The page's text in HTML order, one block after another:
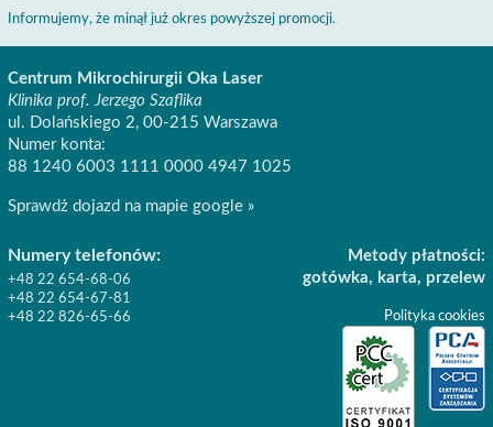
Informujemy, że minął już okres powyższej promocji.
Centrum Mikrochirurgii Oka Laser
Klinika prof. Jerzego Szaflika
ul. Dolańskiego 2, 00-215 Warszawa
Numer konta:
88 1240 6003 1111 0000 4947 1025
Sprawdż dojazd na mapie google »
Numery telefonów:
+48 22 654-68-06
+48 22 654-67-81
+48 22 826-65-66
Metody płatności:
gotówka, karta, przelew
Polityka cookies